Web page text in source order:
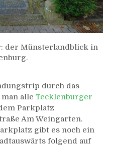
der Münsterlandblick in
durch das
alle Tecklenburger
Parkplatz
Am Weingarten.
gibt es noch ein
folgend auf